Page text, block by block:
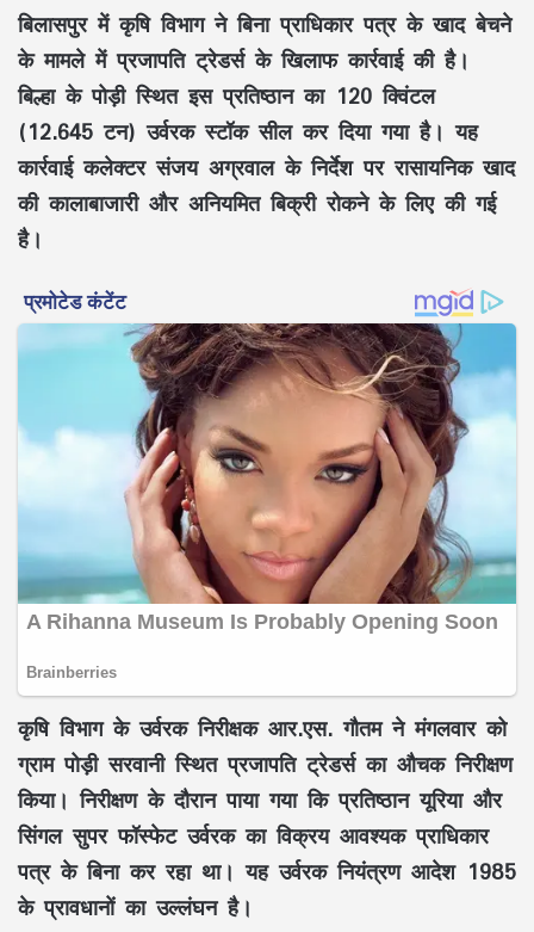
बिलासपुर में कृषि विभाग ने बिना प्राधिकार पत्र के खाद बेचने
के मामले में प्रजापति ट्रेडर्स के खिलाफ कार्रवाई की है।
बिल्हा के पोड़ी स्थित इस प्रतिष्ठान का 120 क्विंटल
(12.645 टन) उर्वरक स्टॉक सील कर दिया गया है। यह
कार्रवाई कलेक्टर संजय अग्रवाल के निर्देश पर रासायनिक खाद
की कालाबाजारी और अनियमित बिक्री रोकने के लिए की गई
है।
कृषि विभाग के उर्वरक निरीक्षक आर.एस. गौतम ने मंगलवार को
ग्राम पोड़ी सरवानी स्थित प्रजापति ट्रेडर्स का औचक निरीक्षण
किया। निरीक्षण के दौरान पाया गया कि प्रतिष्ठान यूरिया और
सिंगल सुपर फॉस्फेट उर्वरक का विक्रय आवश्यक प्राधिकार
पत्र के बिना कर रहा था। यह उर्वरक नियंत्रण आदेश 1985
के प्रावधानों का उल्लंघन है।